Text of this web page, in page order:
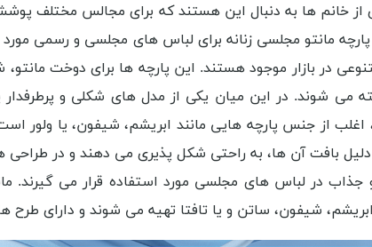
از خانم ها به دنبال این هستند که برای مجالس مختلف
مانتو مجلسی زنانه برای لباس های مجلسی و رسمی
در بازار موجود هستند. این پارچه ها برای دوخت مانتو،
می شوند. در این میان یکی از مدل های شکلی و پرطرفدار
اغلب از جنس پارچه هایی مانند ابریشم، شیفون، یا ولور
بافت آن ها، به راحتی شکل پذیری می دهند و در
جذاب در لباس های مجلسی مورد استفاده قرار می
شیفون، ساتن و یا تافتا تهیه می شوند و دارای